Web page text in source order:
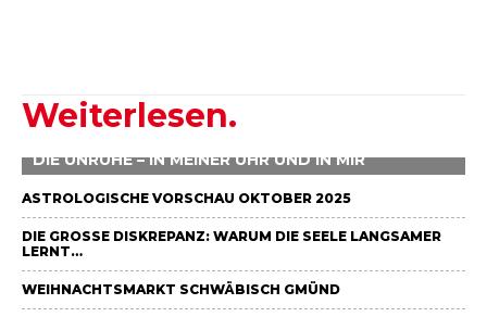
Weiterlesen.
DIE UNRUHE – IN MEINER UHR UND IN MIR
ASTROLOGISCHE VORSCHAU OKTOBER 2025
DIE GROSSE DISKREPANZ: WARUM DIE SEELE LANGSAMER L
ERNT…
WEIHNACHTSMARKT SCHWÄBISCH GMÜND